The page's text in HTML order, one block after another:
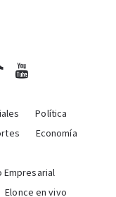
Política
Economía
Empresarial
Elonce en vivo